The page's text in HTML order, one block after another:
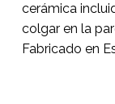
cerámica
colgar en la
Fabricado en